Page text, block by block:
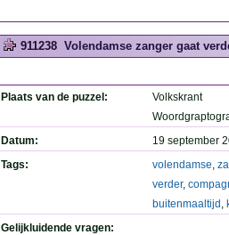
911238 Volendamse zanger gaat
Plaats van de puzzel:
Volkskrant
Datum:
19 september
Tags:
volendamse,
verder,
buitenmaaltijd ,
Gelijkluidende vragen: